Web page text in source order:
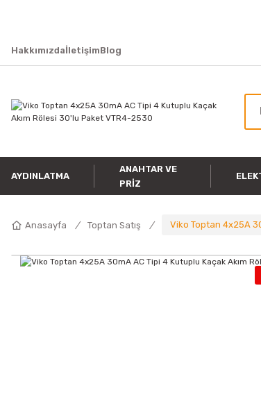
HakkımızdaİletişimBlog
AYDINLATMA
ANAHTAR VE
PRIZ
Anasayfa Toptan Satış Viko Toptan 4x25A